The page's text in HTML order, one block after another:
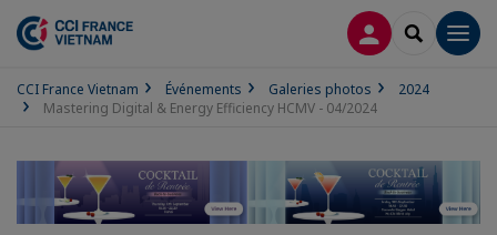
CONNEXION
CCI France Vietnam Événements Galeries photos
2024
Mastering Digital & Energy Efficiency HCMV - 04/2024